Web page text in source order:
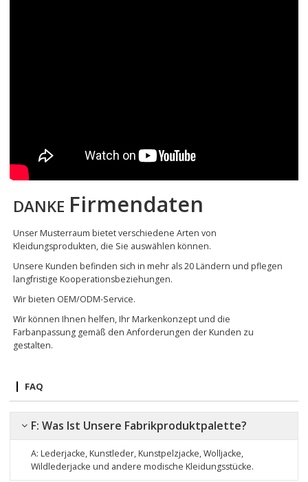
DANKE Firmendaten
Unser Musterraum bietet verschiedene Arten von
Kleidungsprodukten, die Sie auswählen können.
Unsere Kunden befinden sich in mehr als 20 Ländern und pflegen
langfristige Kooperationsbeziehungen.
Wir bieten OEM/ODM-Service.
Wir können Ihnen helfen, Ihr Markenkonzept und die
Farbanpassung gemäß den Anforderungen der Kunden zu
gestalten.
FAQ
F: Was Ist Unsere Fabrikproduktpalette?
A: Lederjacke, Kunstleder, Kunstpelzjacke, Wolljacke,
Wildlederjacke und andere modische Kleidungsstücke.